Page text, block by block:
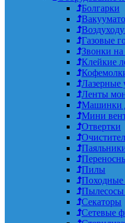
Болгарки
Газовые
Звонки
Клейкие
Лазерные
Ленты
Машинки
Мини
Отвертки
Пилы
Походные
Пылесосы
Секаторы
Сетевые